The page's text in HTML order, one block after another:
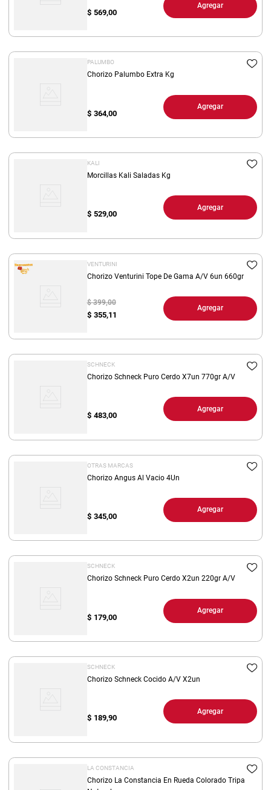
$ 569,00
Agregar
PALUMBO
Chorizo Palumbo Extra Kg
$ 364,00
Agregar
KALI
Morcillas Kali Saladas Kg
$ 529,00
Agregar
VENTURINI
Chorizo Venturini Tope De Gama A/V 6un 660gr
$ 355,11
$ 399,00
Agregar
SCHNECK
Chorizo Schneck Puro Cerdo X7un 770gr A/V
$ 483,00
Agregar
OTRAS MARCAS
Chorizo Angus Al Vacio 4Un
$ 345,00
Agregar
SCHNECK
Chorizo Schneck Puro Cerdo X2un 220gr A/V
$ 179,00
Agregar
SCHNECK
Chorizo Schneck Cocido A/V X2un
$ 189,90
Agregar
LA CONSTANCIA
Chorizo La Constancia En Rueda Colorado Tripa